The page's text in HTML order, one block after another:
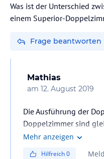
Was ist der Unterschied
einem Superior-
Frage beantworten
Mathias
am 12. August 2019
Die Ausführung der
Doppelzimmer sind
Doppelzimmer sind
Mehr anzeigen
Hilfreich0